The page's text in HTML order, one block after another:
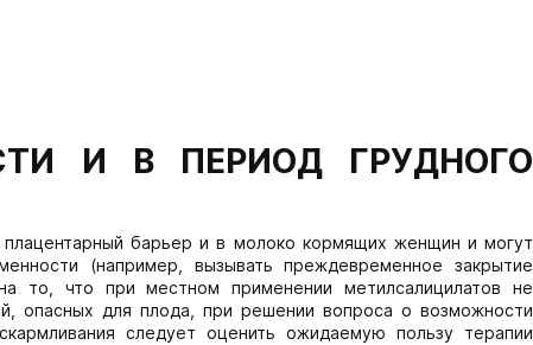
И В ПЕРИОД ГРУДНОГО
барьер и в молоко кормящих женщин и могут
(например, вызывать преждевременное закрытие
то, что при местном применении метилсалицилатов не
опасных для плода, при решении вопроса о возможности
следует оценить ожидаемую пользу терапии